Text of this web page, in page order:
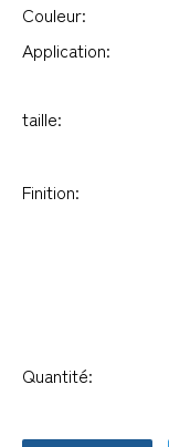
Couleur:
Application:
taille:
Finition:
Quantité: